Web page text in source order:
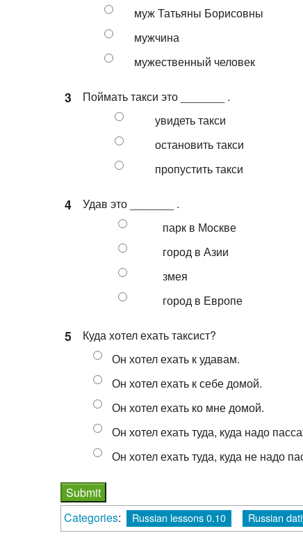
муж Татьяны Борисовны
мужчина
мужественный человек
3
Поймать такси это _______ .
увидеть такси
остановить такси
пропустить такси
4
Удав это _______ .
парк в Москве
город в Азии
змея
город в Европе
5
Куда хотел ехать таксист?
Он хотел ехать к удавам.
Он хотел ехать к себе домой.
Он хотел ехать ко мне домой.
Он хотел ехать туда, куда надо
Он хотел ехать туда, куда не надо
Categories: Russian lessons 0.10 Russian